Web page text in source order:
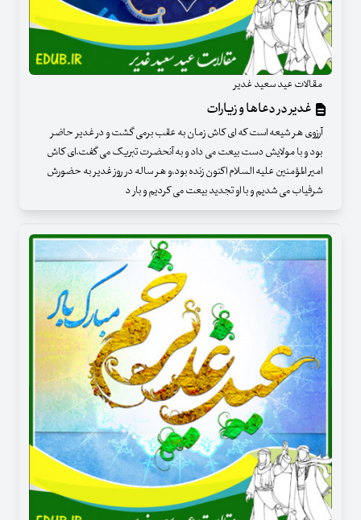
مقالات عید سعید غدیر
غدیر در دعاها و زیارات
آرزوی هر شیعه است که ای کاش زمان به عقب برمی گشت و در غدیر حاضر
بود و با مولایش دست بیعت می داد و به آنحضرت تبریک می گفت.ای کاش
امیر المؤمنین علیه السلام اکنون زنده بود،و هر ساله در روز غدیر به حضورش
شرفیاب می شدیم و با او تجدید بیعت می کردیم و بار د